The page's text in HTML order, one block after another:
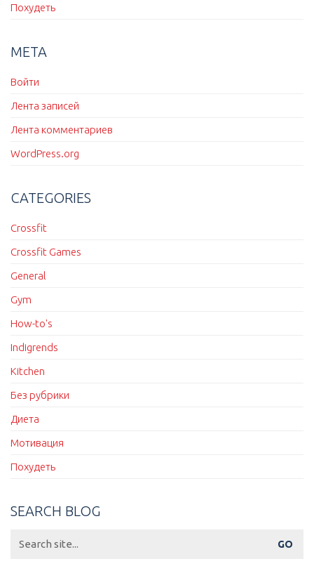
Похудеть
МЕТА
Войти
Лента записей
Лента комментариев
WordPress.org
CATEGORIES
Crossfit
Crossfit Games
General
Gym
How-to's
Indigrends
Kitchen
Без рубрики
Диета
Мотивация
Похудеть
SEARCH BLOG
for: